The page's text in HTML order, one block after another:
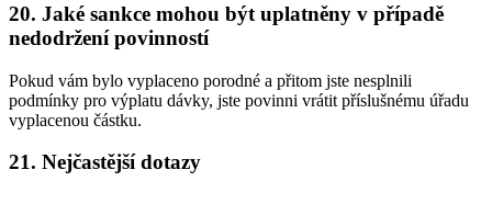
20. Jaké sankce mohou být uplatněny v případě
nedodržení povinností
Pokud vám bylo vyplaceno porodné a přitom jste nesplnili
podmínky pro výplatu dávky, jste povinni vrátit příslušnému úřadu
vyplacenou částku.
21. Nejčastější dotazy